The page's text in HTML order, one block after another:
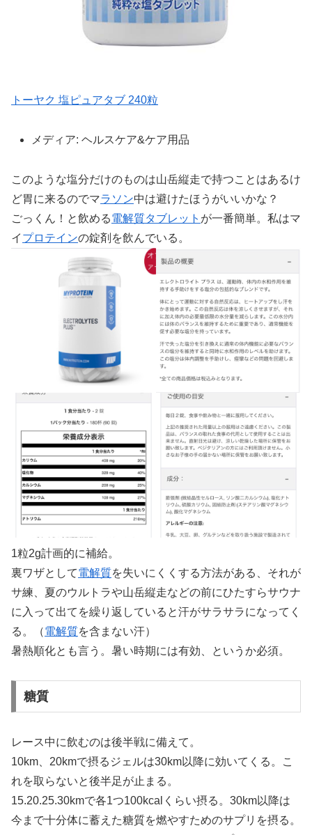
トーヤク 塩ピュアタブ 240粒
メディア: ヘルスケア&ケア用品
このような塩分だけのものは山岳縦走で持つことはあるけ
ど胃に来るのでマラソン中は避けたほうがいいかな？
ごっくん！と飲める電解質タブレット が一番簡単。私はマ
イ プロテインの錠剤を飲んでいる。
1粒2g計画的に補給。
裏ワザとして電解質を失いにくくする方法がある、それが
サ練、夏のウルトラや山岳縦走などの前にひたすらサウナ
に入って出てを繰り返していると汗がサラサラになってく
る。（電解質を含まない汗）
暑熱順化とも言う。暑い時期には有効、というか必須。
糖質
レース中に飲むのは後半戦に備えて。
10km、20kmで摂るジェルは30km以降に効いてくる。こ
れを取らないと後半足が止まる。
15.20.25.30kmで各1つ100kcalくらい摂る。30km以降は
今まで十分体に蓄えた糖質を燃やすためのサプリを摂る。